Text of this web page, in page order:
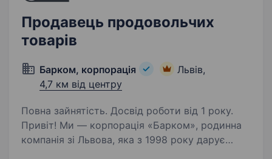
Продавець продовольчих
товарів
Барком, корпорація
Львів,
4,7 км від центру
Повна зайнятість. Досвід роботи від 1 року.
Привіт! Ми — корпорація «Барком», родинна
компанія зі Львова, яка з 1998 року дарує